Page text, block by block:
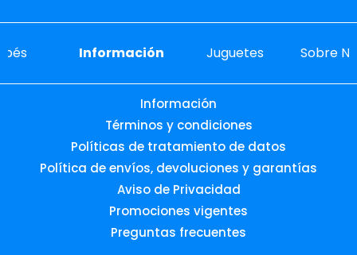
Información Juguetes Sobre
Información
Términos y condiciones
Políticas de tratamiento de datos
Política de envíos, devoluciones y garantías
Aviso de Privacidad
Promociones vigentes
Preguntas frecuentes